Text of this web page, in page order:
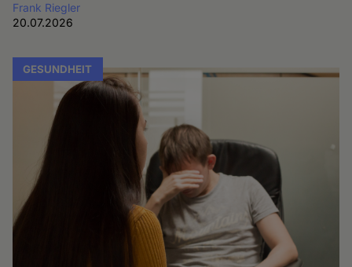
Frank Riegler
20.07.2026
GESUNDHEIT